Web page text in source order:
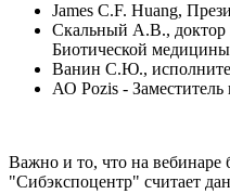
James C.F. Huang,
Скальный А.В., доктор
Биотической
Ванин С.Ю.,
АО Pozis - Заместитель
Важно и то, что на вебинаре
"Сибэкспоцентр" считает